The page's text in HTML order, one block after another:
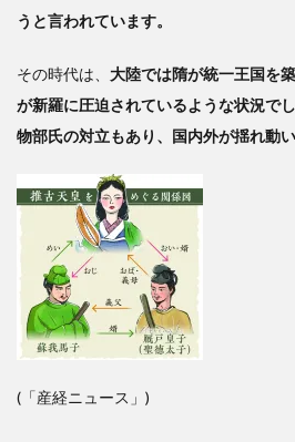
「天
皇」
称は
中華
圏か
を意
てい
た
うと言われています。
その時代は、 大陸では隋が統一王国を
が新羅に圧迫されているような状況で
物部氏の対立もあり、国内外が揺れ動
(「産経ニュース」)